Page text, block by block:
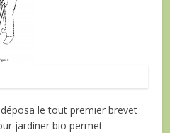
le tout premier brevet
jardiner bio permet